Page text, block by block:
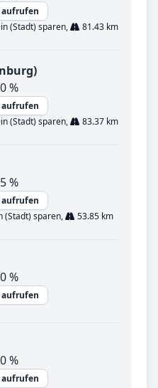
(Stadt) sparen,
81.43 km
%
(Stadt) sparen,
83.37 km
%
(Stadt) sparen,
53.85 km
%
%